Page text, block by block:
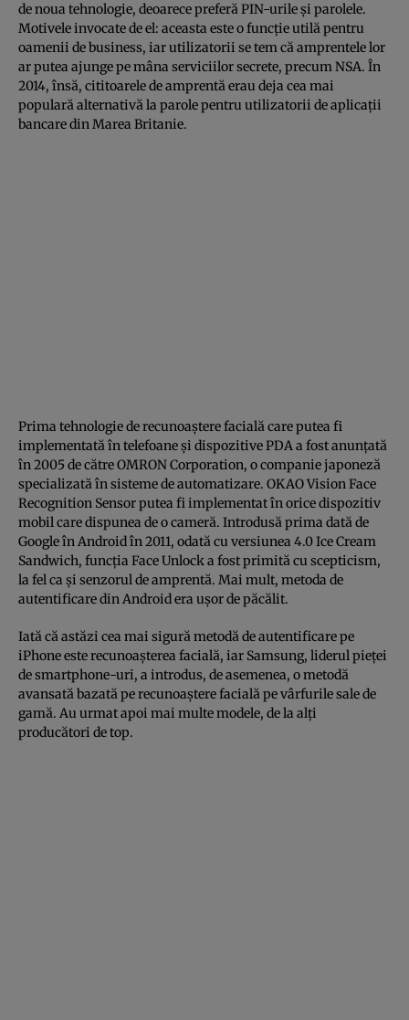
de noua tehnologie, deoarece preferă PIN-urile şi parolele.
Motivele invocate de el: aceasta este o funcţie utilă pentru
oamenii de business, iar utilizatorii se tem că amprentele lor
ar putea ajunge pe mâna serviciilor secrete, precum NSA. În
2014, însă, cititoarele de amprentă erau deja cea mai
populară alternativă la parole pentru utilizatorii de aplicaţii
bancare din Marea Britanie.
Prima tehnologie de recunoaştere facială care putea fi
implementată în telefoane şi dispozitive PDA a fost anunţată
în 2005 de către OMRON Corporation, o companie japoneză
specializată în sisteme de automatizare. OKAO Vision Face
Recognition Sensor putea fi implementat în orice dispozitiv
mobil care dispunea de o cameră. Introdusă prima dată de
Google în Android în 2011, odată cu versiunea 4.0 Ice Cream
Sandwich, funcţia Face Unlock a fost primită cu scepticism,
la fel ca şi senzorul de amprentă. Mai mult, metoda de
autentificare din Android era uşor de păcălit.
Iată că astăzi cea mai sigură metodă de autentificare pe
iPhone este recunoaşterea facială, iar Samsung, liderul pieţei
de smartphone-uri, a introdus, de asemenea, o metodă
avansată bazată pe recunoaştere facială pe vârfurile sale de
gamă. Au urmat apoi mai multe modele, de la alţi
producători de top.